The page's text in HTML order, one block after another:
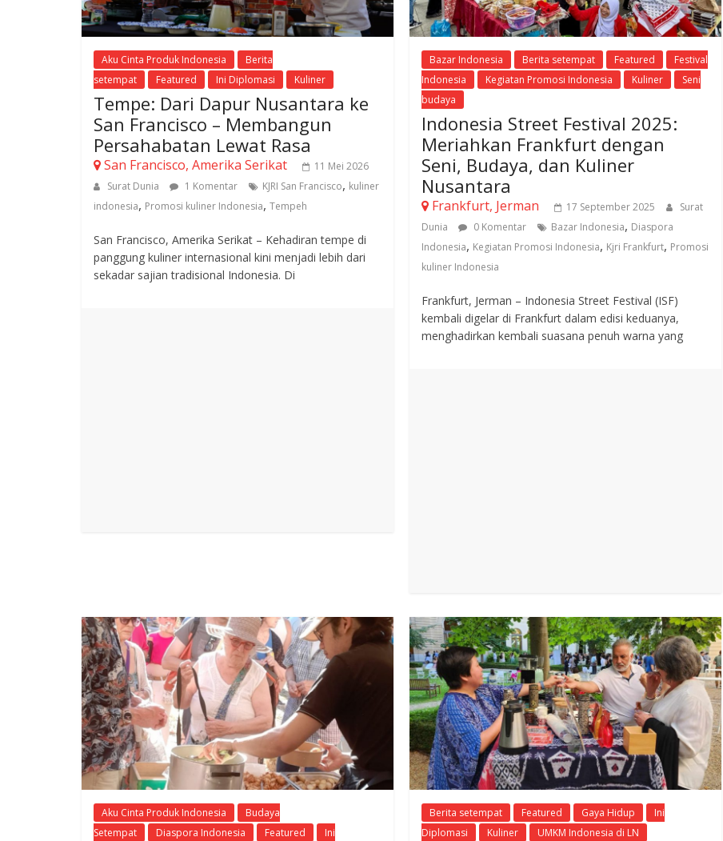
Aku Cinta Produk Indonesia
Berita
setempat
Featured Ini Diplomasi Kuliner
Tempe: Dari Dapur Nusantara ke
San Francisco – Membangun
Persahabatan Lewat Rasa
San Francisco, Amerika Serikat
11 Mei 2026
Surat Dunia
1 Komentar KJRI San Francisco, kuliner
indonesia, Promosi kuliner Indonesia, Tempeh
San Francisco, Amerika Serikat – Kehadiran tempe di
panggung kuliner internasional kini menjadi lebih dari
sekadar sajian tradisional Indonesia. Di
Bazar Indonesia Berita setempat Featured
Festival
Indonesia
Kegiatan Promosi Indonesia Kuliner
Seni
budaya
Indonesia Street Festival 2025:
Meriahkan Frankfurt dengan
Seni, Budaya, dan Kuliner
Nusantara
Frankfurt, Jerman 17 September 2025
Surat
Dunia
0 Komentar Bazar Indonesia, Diaspora
Indonesia, Kegiatan Promosi Indonesia, Kjri Frankfurt, Promosi
kuliner Indonesia
Frankfurt, Jerman – Indonesia Street Festival (ISF)
kembali digelar di Frankfurt dalam edisi keduanya,
menghadirkan kembali suasana penuh warna yang
Aku Cinta Produk Indonesia
Budaya
Setempat
Diaspora Indonesia Featured
Ini
Berita setempat Featured Gaya Hidup
Ini
Diplomasi
Kuliner UMKM Indonesia di LN